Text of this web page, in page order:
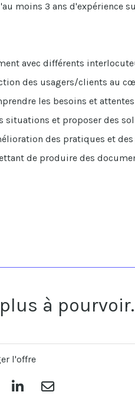
moins 3 ans d'expérience
avec différents
des usagers/clients au
les besoins et
situations et proposer des
des pratiques et des
de produire des
à pourvoir.
l'offre